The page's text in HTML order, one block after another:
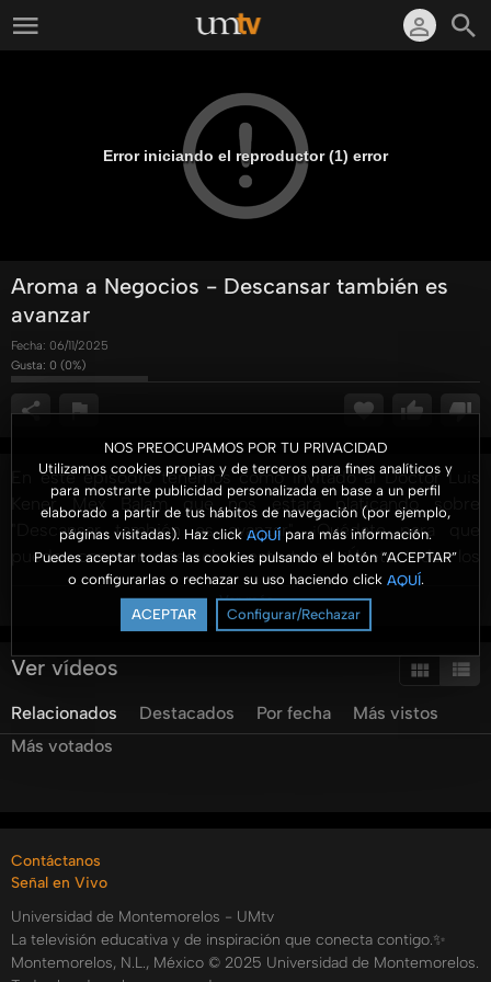
NOS PREOCUPAMOS POR TU PRIVACIDAD
Utilizamos cookies propias y de terceros para fines analíticos y
para mostrarte publicidad personalizada en base a un perfil
elaborado a partir de tus hábitos de navegación (por ejemplo,
páginas visitadas). Haz click AQUÍ para más información.
Puedes aceptar todas las cookies pulsando el botón “ACEPTAR”
o configurarlas o rechazar su uso haciendo click AQUÍ.
ACEPTAR Configurar/Rechazar
Error iniciando el reproductor (1) error
Aroma a Negocios - Descansar también es
avanzar
Fecha: 06/11/2025
Gusta: 0 (0%)
En este episodio tenemos como invitado al Doctor Luis
Kener Mex Balam que nos estará platicando sobre
"Descansar también es avanzar". ¡Quédate para que
puedas conocer más sobre este tema! ¡Únete todos los
jueves de 5 a 6 p.m. en Facebook y YouTube para explorar
las oportunidades de crecimiento y desarrollo en el mundo
Aroma a Negocios por:
Google podcast:
sa=X&ved=2ahUKEwiI2L-
zmsqFAxWqj2oFHRJaAc4Q9sEGegQIARAD&hl=es
Ver más
Ver vídeos
Relacionados Destacados Por fecha
Más vistos
Más votados
Contáctanos
Señal en Vivo
Universidad de Montemorelos - UMtv
La televisión educativa y de inspiración que conecta contigo.✨
Montemorelos, N.L., México © 2025 Universidad de Montemorelos.